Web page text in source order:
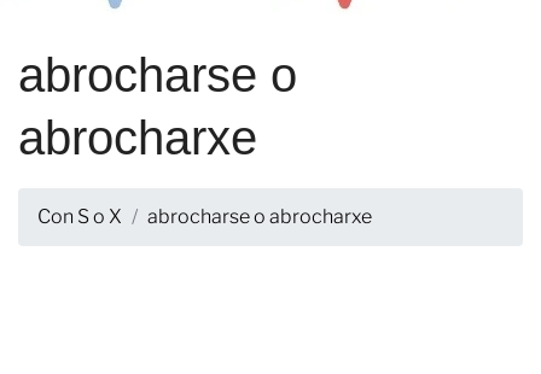
abrocharse o
abrocharxe
Con S o X abrocharse o abrocharxe